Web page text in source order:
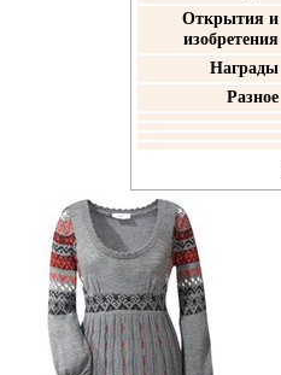
Открытия и
изобретения
Награды
Разное